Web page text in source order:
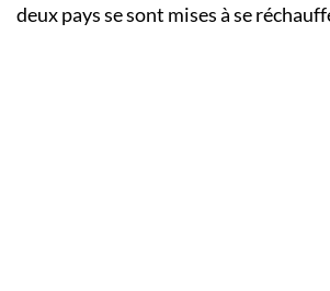
deux pays se sont mises à se